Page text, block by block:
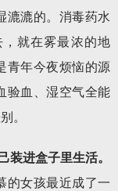
漉漉的。消毒药水
就在雾最浓的地
青年今夜烦恼的源
验血、湿空气全能
。
装进盒子里生活。
的女孩最近成了一